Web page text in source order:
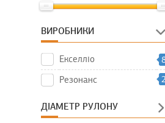
ВИРОБНИКИ
Екселліо
Резонанс
ДІАМЕТР РУЛОНУ